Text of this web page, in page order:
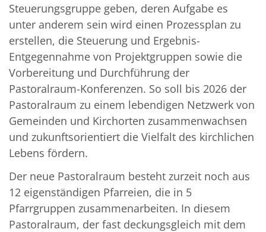
Steuerungsgruppe geben, deren Aufgabe es
unter anderem sein wird einen Prozessplan zu
erstellen, die Steuerung und Ergebnis-
Entgegennahme von Projektgruppen sowie die
Vorbereitung und Durchführung der
Pastoralraum-Konferenzen. So soll bis 2026 der
Pastoralraum zu einem lebendigen Netzwerk von
Gemeinden und Kirchorten zusammenwachsen
und zukunftsorientiert die Vielfalt des kirchlichen
Lebens fördern.
Der neue Pastoralraum besteht zurzeit noch aus
12 eigenständigen Pfarreien, die in 5
Pfarrgruppen zusammenarbeiten. In diesem
Pastoralraum, der fast deckungsgleich mit dem